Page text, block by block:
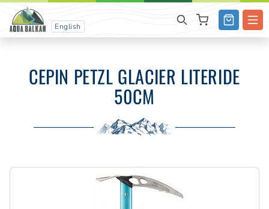
English
CEPIN PETZL GLACIER LITERIDE
50CM